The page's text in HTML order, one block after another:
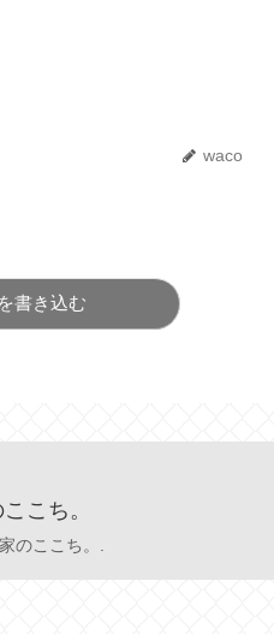
waco
書き込む
こち。
のここち。.